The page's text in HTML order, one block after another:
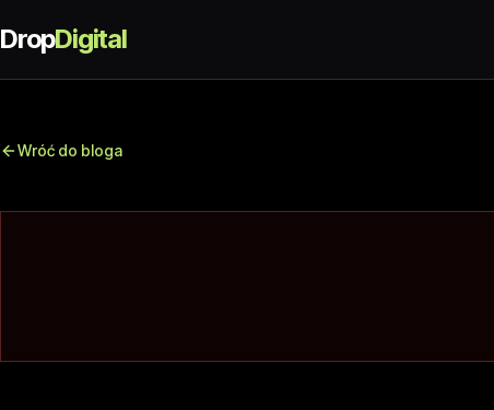
DropDigital
Wróć do bloga